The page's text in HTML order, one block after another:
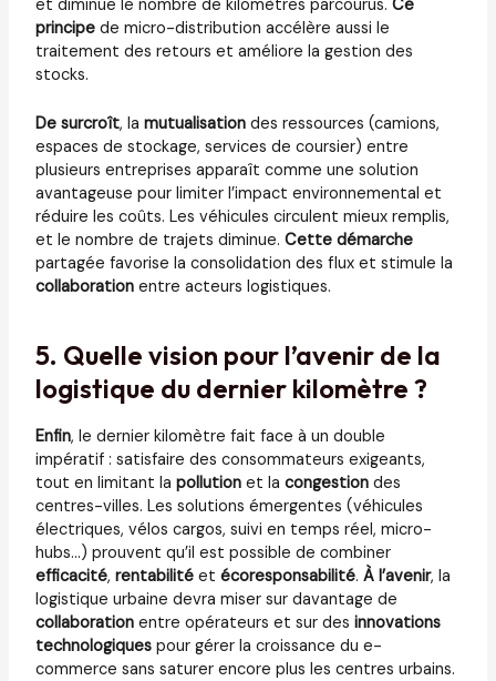
et diminue le nombre de kilomètres parcourus. Ce
principede micro-distribution accélère aussi le
traitement des retours et améliore la gestion des
stocks.
De surcroît, la mutualisationdes ressources (camions,
espaces de stockage, services de coursier) entre
plusieurs entreprises apparaît comme une solution
avantageuse pour limiter l’impact environnemental et
réduire les coûts. Les véhicules circulent mieux remplis,
et le nombre de trajets diminue. Cette démarche
partagée favorise la consolidation des flux et stimule la
collaborationentre acteurs logistiques.
5. Quelle vision pour l’avenir de la
logistique du dernier kilomètre ?
Enfin, le dernier kilomètre fait face à un double
impératif : satisfaire des consommateurs exigeants,
tout en limitant la pollutionet la congestiondes
centres-villes. Les solutions émergentes (véhicules
électriques, vélos cargos, suivi en temps réel, micro-
hubs…) prouvent qu’il est possible de combiner
efficacité, rentabilitéet écoresponsabilité. À l’avenir, la
logistique urbaine devra miser sur davantage de
collaborationentre opérateurs et sur des innovations
technologiquespour gérer la croissance du e-
commerce sans saturer encore plus les centres urbains.